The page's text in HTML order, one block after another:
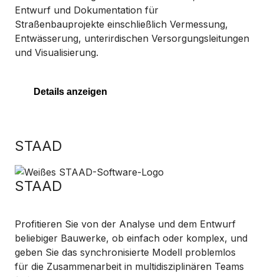
Entwurf und Dokumentation für
Straßenbauprojekte einschließlich Vermessung,
Entwässerung, unterirdischen Versorgungsleitungen
und Visualisierung.
Details anzeigen
STAAD
STAAD
Profitieren Sie von der Analyse und dem Entwurf
beliebiger Bauwerke, ob einfach oder komplex, und
geben Sie das synchronisierte Modell problemlos
für die Zusammenarbeit in multidisziplinären Teams